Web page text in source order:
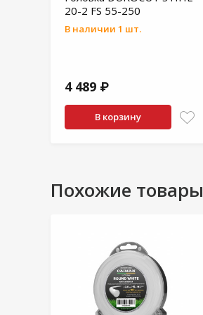
20-2 FS 55-250
В наличии 1 шт.
4 489 ₽
В корзину
Похожие товары